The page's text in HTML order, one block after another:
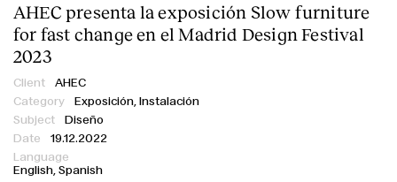
AHEC presenta la exposición Slow furniture
for fast change en el Madrid Design Festival
2023
AHEC
Exposición, Instalación
Diseño
19.12.2022
English Spanish